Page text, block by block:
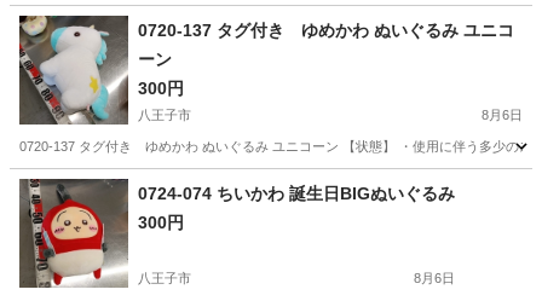
0720-137 タグ付き ゆめかわ ぬいぐるみ ユニコ
ーン
300円
八王子市 8月6日
0720-137 タグ付き ゆめかわ ぬいぐるみ ユニコーン 【状態】 ・使用に伴う多少のス
東京 八王子市 ユニコーン
0724-074 ちいかわ 誕生日BIGぬいぐるみ
300円
八王子市 8月6日